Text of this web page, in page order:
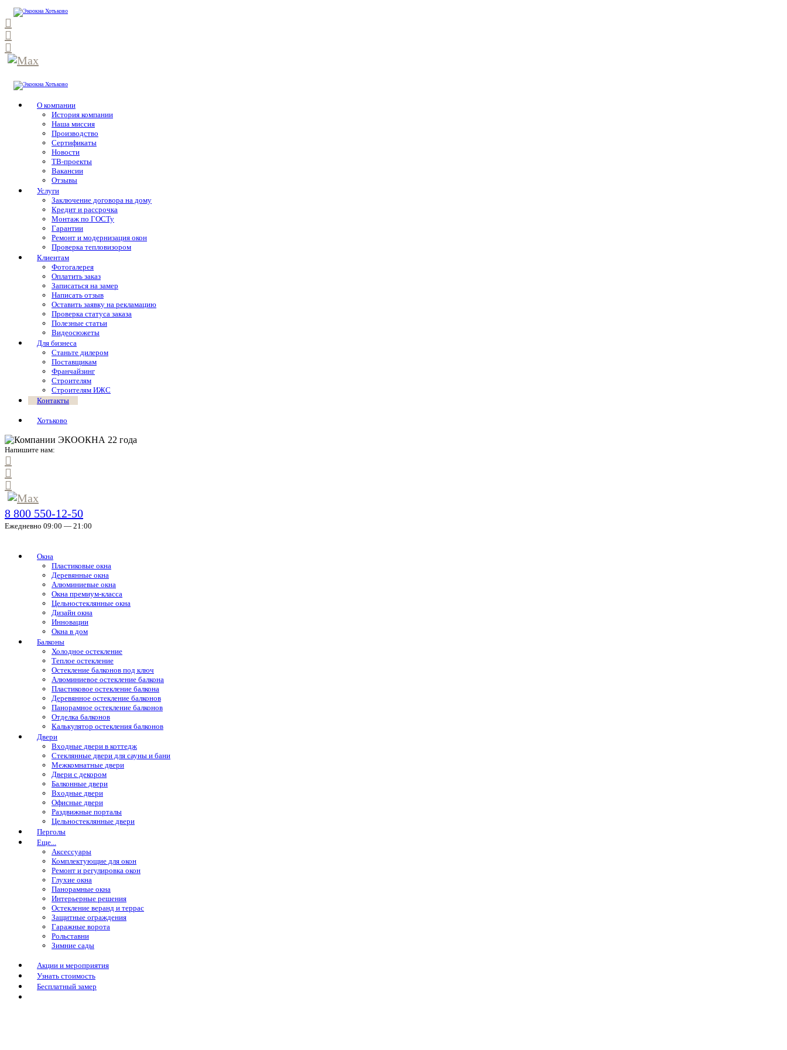
О компании
История компании
Наша миссия
Производство
Сертификаты
Новости
ТВ-проекты
Вакансии
Отзывы
Услуги
Заключение договора на дому
Кредит и рассрочка
Монтаж по ГОСТу
Гарантии
Ремонт и модернизация окон
Проверка тепловизором
Клиентам
Фотогалерея
Оплатить заказ
Записаться на замер
Написать отзыв
Оставить заявку на рекламацию
Проверка статуса заказа
Полезные статьи
Видеосюжеты
Для бизнеса
Станьте дилером
Поставщикам
Франчайзинг
Строителям
Строителям ИЖС
Контакты
Хотьково
Напишите нам:
8 800 550-12-50
Ежедневно 09:00 — 21:00
Окна
Пластиковые окна
Деревянные окна
Алюминиевые окна
Окна премиум-класса
Цельностеклянные окна
Дизайн окна
Инновации
Окна в дом
Балконы
Холодное остекление
Теплое остекление
Остекление балконов под ключ
Алюминиевое остекление балкона
Пластиковое остекление балкона
Деревянное остекление балконов
Панорамное остекление балконов
Отделка балконов
Калькулятор остекления балконов
Двери
Входные двери в коттедж
Стеклянные двери для сауны и бани
Межкомнатные двери
Двери с декором
Балконные двери
Входные двери
Офисные двери
Раздвижные порталы
Цельностеклянные двери
Перголы
Еще...
Аксессуары
Комплектующие для окон
Ремонт и регулировка окон
Глухие окна
Панорамные окна
Интерьерные решения
Остекление веранд и террас
Защитные ограждения
Гаражные ворота
Рольставни
Зимние сады
Акции и мероприятия
Узнать стоимость
Бесплатный замер